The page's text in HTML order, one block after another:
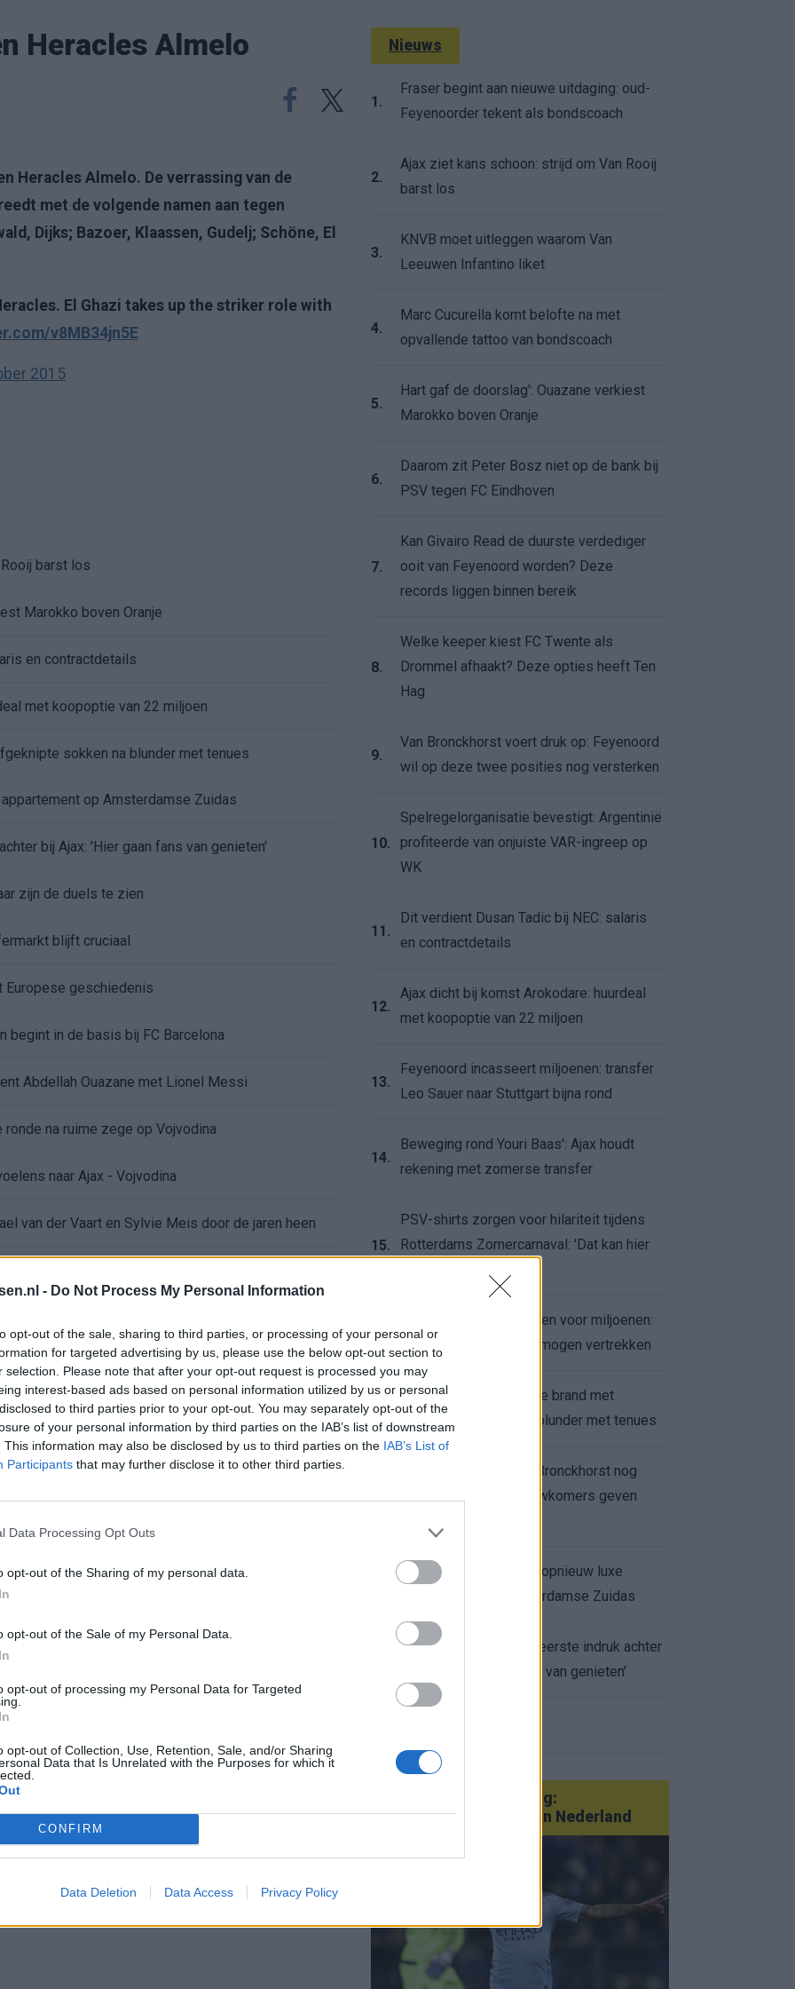
- Do Not Process My Personal Information
opt-out of the sale, sharing to third parties, or processing of your personal or
for targeted advertising by us, please use the below opt-out section to
selection. Please note that after your opt-out request is processed you may
interest-based ads based on personal information utilized by us or personal
to third parties prior to your opt-out. You may separately opt-out of the
of your personal information by third parties on the IAB’s list of downstream
This information may also be disclosed by us to third parties on the IAB’s List of
Participants that may further disclose it to other third parties.
Data Processing Opt Outs
opt-out of the Sharing of my personal data.
opt-out of the Sale of my Personal Data.
opt-out of processing my Personal Data for Targeted
opt-out of Collection, Use, Retention, Sale, and/or Sharing
Data that Is Unrelated with the Purposes for which it
CONFIRM
Data Deletion Data Access Privacy Policy
Heracles Almelo
Heracles Almelo. De verrassing van de
met de volgende namen aan tegen
Dijks; Bazoer, Klaassen, Gudelj; Schöne, El
El Ghazi takes up the striker role with
v8MB34jn5E
2015
barst los
Marokko boven Oranje
en contractdetails
met koopoptie van 22 miljoen
sokken na blunder met tenues
op Amsterdamse Zuidas
bij Ajax: 'Hier gaan fans van genieten'
zijn de duels te zien
blijft cruciaal
Europese geschiedenis
begint in de basis bij FC Barcelona
Abdellah Ouazane met Lionel Messi
na ruime zege op Vojvodina
naar Ajax - Vojvodina
van der Vaart en Sylvie Meis door de jaren heen
Ajax en FC Twente in Europa
"Kampioen met Jong Ajax"
geschiedenis met rode kaart in WK-finale
League? Dit zijn de belangrijke data
terugkeer: NEC onderzoekt komst van Ajax-icoon
Nieuws
1.
Fraser begint aan nieuwe uitdaging: oud-
Feyenoorder tekent als bondscoach
2.
Ajax ziet kans schoon: strijd om Van Rooij
barst los
3.
KNVB moet uitleggen waarom Van
Leeuwen Infantino liket
4.
Marc Cucurella komt belofte na met
opvallende tattoo van bondscoach
5.
Hart gaf de doorslag': Ouazane verkiest
Marokko boven Oranje
6.
Daarom zit Peter Bosz niet op de bank bij
PSV tegen FC Eindhoven
7.
Kan Givairo Read de duurste verdediger
ooit van Feyenoord worden? Deze
records liggen binnen bereik
8.
Welke keeper kiest FC Twente als
Drommel afhaakt? Deze opties heeft Ten
Hag
9.
Van Bronckhorst voert druk op: Feyenoord
wil op deze twee posities nog versterken
10.
Spelregelorganisatie bevestigt: Argentinië
profiteerde van onjuiste VAR-ingreep op
WK
11.
Dit verdient Dusan Tadic bij NEC: salaris
en contractdetails
12.
Ajax dicht bij komst Arokodare: huurdeal
met koopoptie van 22 miljoen
13.
Feyenoord incasseert miljoenen: transfer
Leo Sauer naar Stuttgart bijna rond
14.
Beweging rond Youri Baas': Ajax houdt
rekening met zomerse transfer
15.
PSV-shirts zorgen voor hilariteit tijdens
Rotterdams Zomercarnaval: 'Dat kan hier
16.
Feyenoord zet deur open voor miljoenen:
Ueda en Hadj Moussa mogen vertrekken
17.
Ajax helpt Burnley uit de brand met
afgeknipte sokken na blunder met tenues
Feyenoord onder Van Bronckhorst nog
altijd ongeslagen: nieuwkomers geven
Hakim Ziyech verhuurt opnieuw luxe
appartement op Amsterdamse Zuidas
Marcos Leonardo laat eerste indruk achter
bij Ajax: 'Hier gaan fans van genieten'
Van Götze tot Sterling:
statementtransfers in Nederland